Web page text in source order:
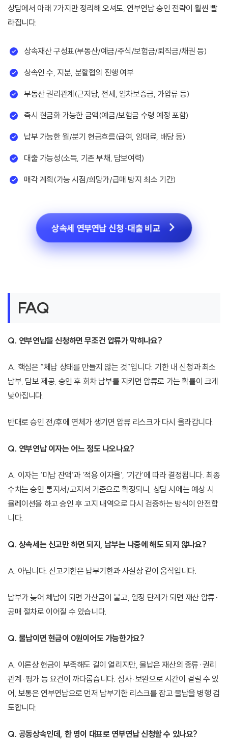
상담에서 아래 7가지만 정리해 오셔도, 연부연납 승인 전략이 훨씬 빨
라집니다.
상속재산 구성표(부동산/예금/주식/보험금/퇴직금/채권 등)
상속인 수, 지분, 분할협의 진행 여부
부동산 권리관계(근저당, 전세, 임차보증금, 가압류 등)
즉시 현금화 가능한 금액(예금/보험금 수령 예정 포함)
납부 가능한 월/분기 현금흐름(급여, 임대료, 배당 등)
대출 가능성(소득, 기존 부채, 담보여력)
매각 계획(가능 시점/희망가/급매 방지 최소 기간)
상속세 연부연납 신청·대출 비교
FAQ
Q. 연부연납을 신청하면 무조건 압류가 막히나요?
A. 핵심은 “체납 상태를 만들지 않는 것”입니다. 기한 내 신청과 최소
납부, 담보 제공, 승인 후 회차 납부를 지키면 압류로 가는 확률이 크게
낮아집니다.
반대로 승인 전/후에 연체가 생기면 압류 리스크가 다시 올라갑니다.
Q. 연부연납 이자는 어느 정도 나오나요?
A. 이자는 ‘미납 잔액’과 ‘적용 이자율’, ‘기간’에 따라 결정됩니다. 최종
수치는 승인 통지서/고지서 기준으로 확정되니, 상담 시에는 예상 시
뮬레이션을 하고 승인 후 고지 내역으로 다시 검증하는 방식이 안전합
니다.
Q. 상속세는 신고만 하면 되지, 납부는 나중에 해도 되지 않나요?
A. 아닙니다. 신고기한은 납부기한과 사실상 같이 움직입니다.
납부가 늦어 체납이 되면 가산금이 붙고, 일정 단계가 되면 재산 압류·
공매 절차로 이어질 수 있습니다.
Q. 물납이면 현금이 0원이어도 가능한가요?
A. 이론상 현금이 부족해도 길이 열리지만, 물납은 재산의 종류·권리
관계·평가 등 요건이 까다롭습니다. 심사·보완으로 시간이 걸릴 수 있
어, 보통은 연부연납으로 먼저 납부기한 리스크를 잡고 물납을 병행 검
토합니다.
Q. 공동상속인데, 한 명이 대표로 연부연납 신청할 수 있나요?